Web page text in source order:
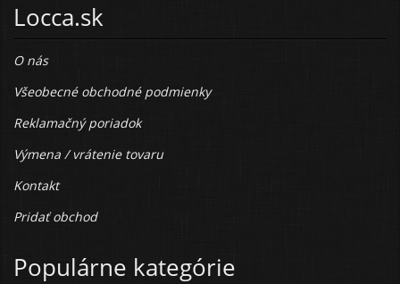
Locca.sk
O nás
Všeobecné obchodné podmienky
Reklamačný poriadok
Výmena / vrátenie tovaru
Kontakt
Pridať obchod
Populárne kategórie